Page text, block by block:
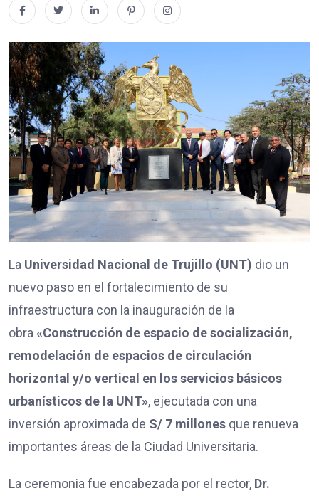
La Universidad Nacional de Trujillo (UNT) dio un
nuevo paso en el fortalecimiento de su
infraestructura con la inauguración de la
obra «Construcción de espacio de socialización,
remodelación de espacios de circulación
horizontal y/o vertical en los servicios básicos
urbanísticos de la UNT», ejecutada con una
inversión aproximada de S/ 7 millones que renueva
importantes áreas de la Ciudad Universitaria.
La ceremonia fue encabezada por el rector, Dr.